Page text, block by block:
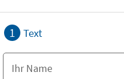
1 Text